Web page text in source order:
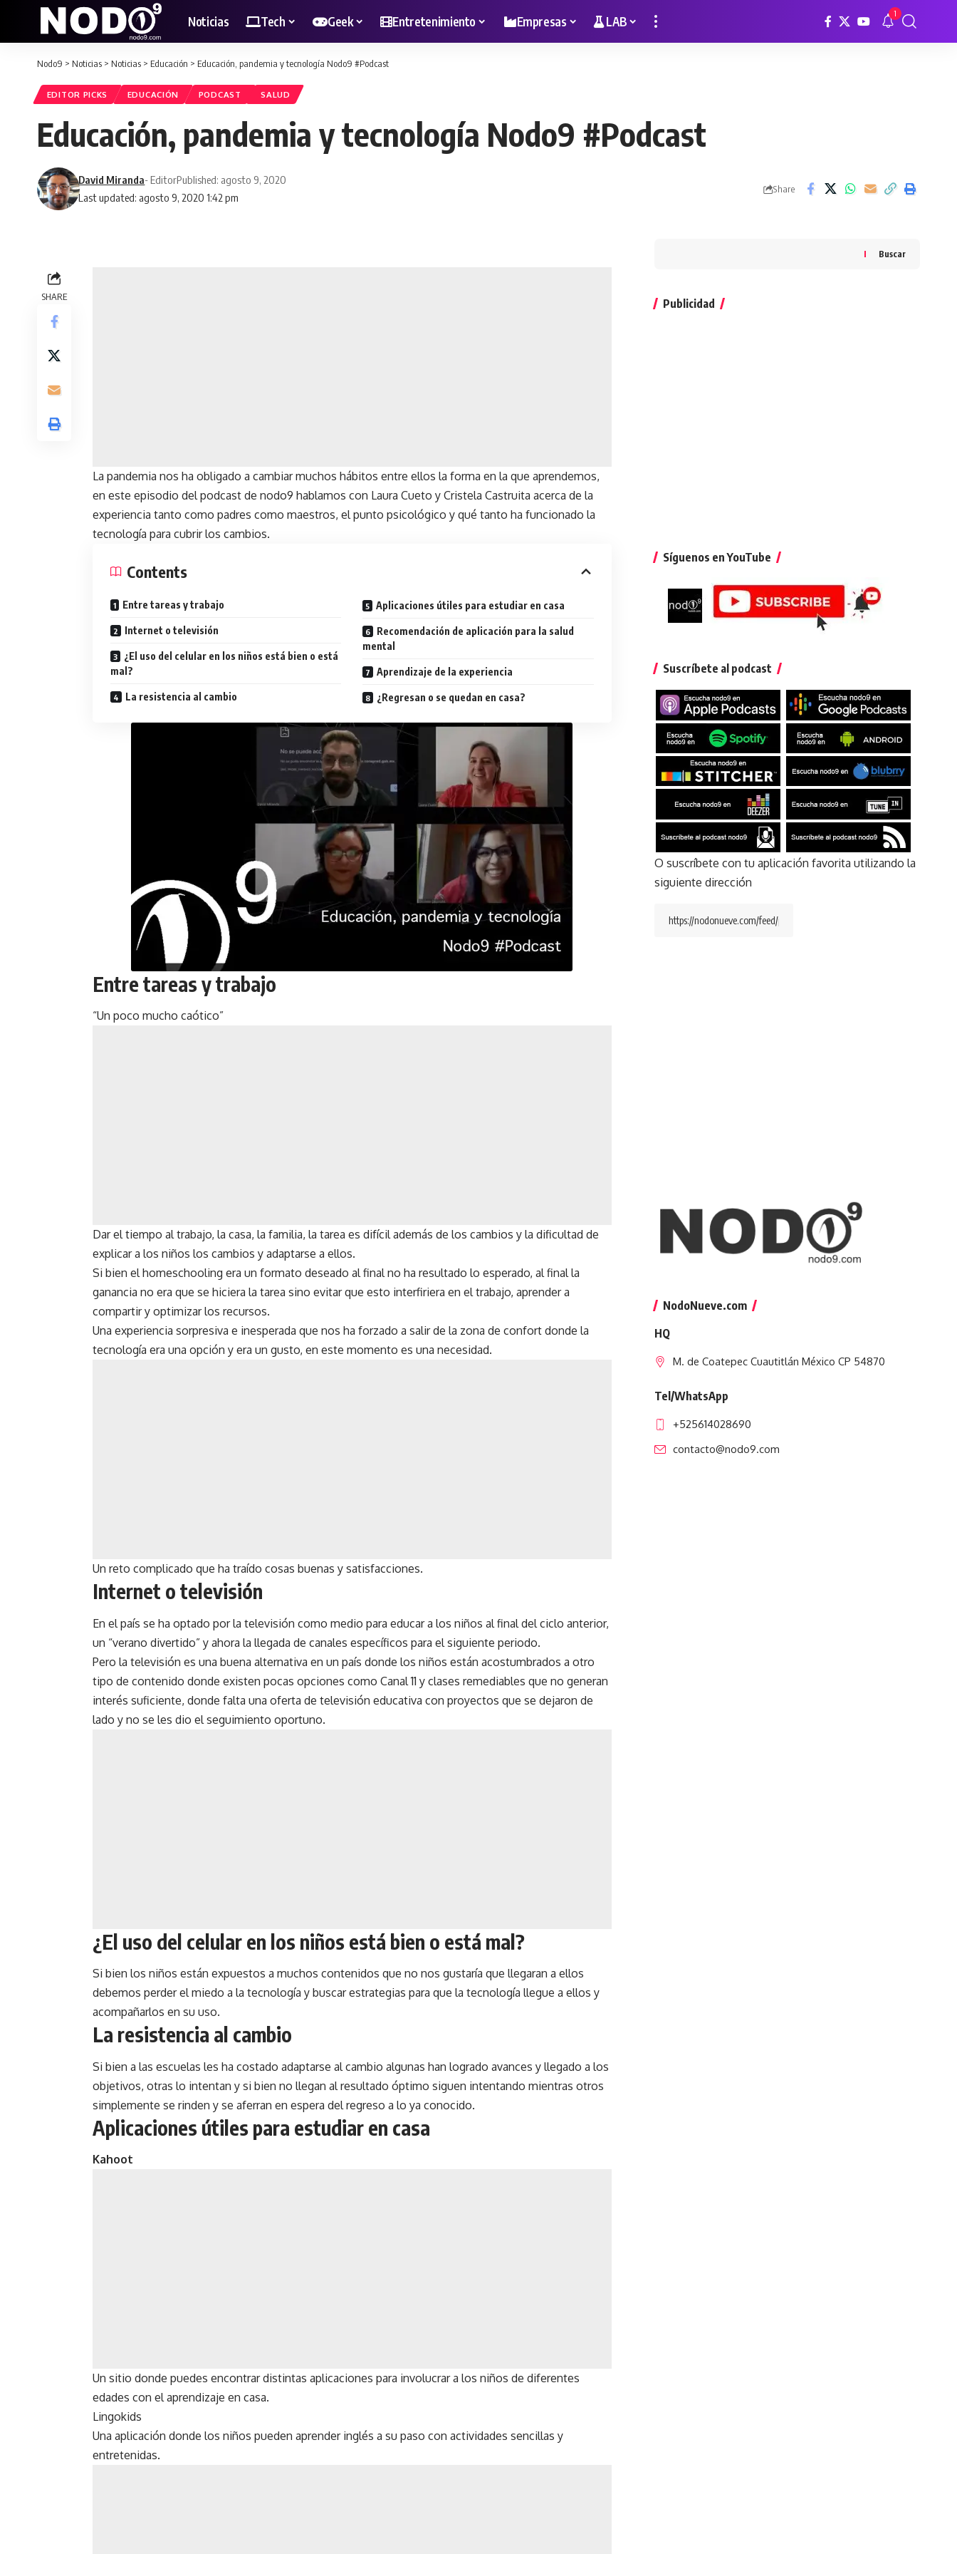
Noticias Tech Geek Entretenimiento Empresas LAB 1
Nodo9 > Noticias > Noticias > Educación > Educación, pandemia y tecnología Nodo9 #Podcast
EDITOR PICKS EDUCACIÓN PODCAST SALUD
Educación, pandemia y tecnología Nodo9 #Podcast
Last updated: agosto 9, 2020 1:42 pm
David Miranda- EditorPublished: agosto 9, 2020
Share
SHARE
La pandemia nos ha obligado a cambiar muchos hábitos entre ellos la forma en la que aprendemos,
en este episodio del podcast de nodo9 hablamos con Laura Cueto y Cristela Castruita acerca de la
experiencia tanto como padres como maestros, el punto psicológico y qué tanto ha funcionado la
tecnología para cubrir los cambios.
Contents
Entre tareas y trabajo
Internet o televisión
¿El uso del celular en los niños está bien o está
mal?
La resistencia al cambio
Aplicaciones útiles para estudiar en casa
Recomendación de aplicación para la salud
mental
Aprendizaje de la experiencia
¿Regresan o se quedan en casa?
Entre tareas y trabajo
“Un poco mucho caótico”
Dar el tiempo al trabajo, la casa, la familia, la tarea es difícil además de los cambios y la dificultad de
explicar a los niños los cambios y adaptarse a ellos.
Si bien el homeschooling era un formato deseado al final no ha resultado lo esperado, al final la
ganancia no era que se hiciera la tarea sino evitar que esto interfiriera en el trabajo, aprender a
compartir y optimizar los recursos.
Una experiencia sorpresiva e inesperada que nos ha forzado a salir de la zona de confort donde la
tecnología era una opción y era un gusto, en este momento es una necesidad.
Un reto complicado que ha traído cosas buenas y satisfacciones.
Internet o televisión
En el país se ha optado por la televisión como medio para educar a los niños al final del ciclo anterior,
un “verano divertido” y ahora la llegada de canales específicos para el siguiente periodo.
Pero la televisión es una buena alternativa en un país donde los niños están acostumbrados a otro
tipo de contenido donde existen pocas opciones como Canal 11 y clases remediables que no generan
interés suficiente, donde falta una oferta de televisión educativa con proyectos que se dejaron de
lado y no se les dio el seguimiento oportuno.
¿El uso del celular en los niños está bien o está mal?
Si bien los niños están expuestos a muchos contenidos que no nos gustaría que llegaran a ellos
debemos perder el miedo a la tecnología y buscar estrategias para que la tecnología llegue a ellos y
acompañarlos en su uso.
La resistencia al cambio
Si bien a las escuelas les ha costado adaptarse al cambio algunas han logrado avances y llegado a los
objetivos, otras lo intentan y si bien no llegan al resultado óptimo siguen intentando mientras otros
simplemente se rinden y se aferran en espera del regreso a lo ya conocido.
Aplicaciones útiles para estudiar en casa
Kahoot
Un sitio donde puedes encontrar distintas aplicaciones para involucrar a los niños de diferentes
edades con el aprendizaje en casa.
Lingokids
Una aplicación donde los niños pueden aprender inglés a su paso con actividades sencillas y
entretenidas.
Buscar
Publicidad
Síguenos en YouTube
Suscríbete al podcast
O suscríbete con tu aplicación favorita utilizando la
siguiente dirección
NodoNueve.com
HQ
M. de Coatepec Cuautitlán México CP 54870
Tel/WhatsApp
+525614028690
contacto@nodo9.com